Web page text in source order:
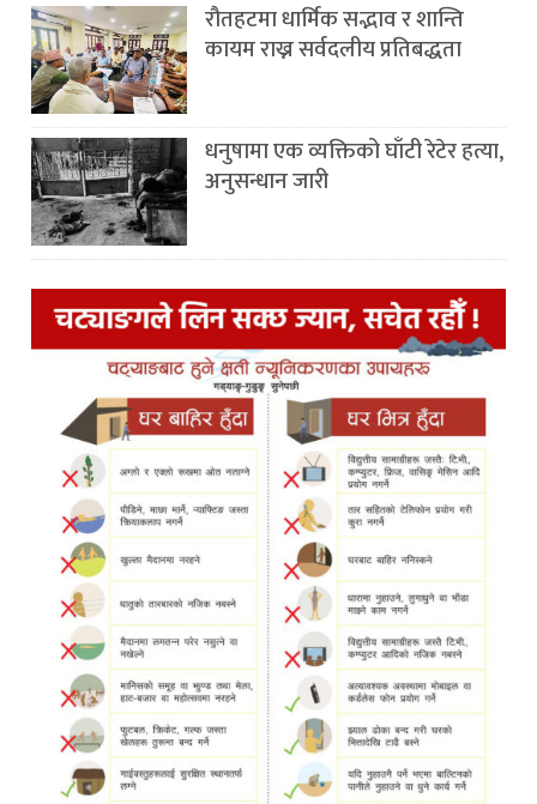
रौतहटमा धार्मिक सद्भाव र शान्ति
कायम राख्न सर्वदलीय प्रतिबद्धता
धनुषामा एक व्यक्तिको घाँटी रेटेर हत्या,
अनुसन्धान जारी